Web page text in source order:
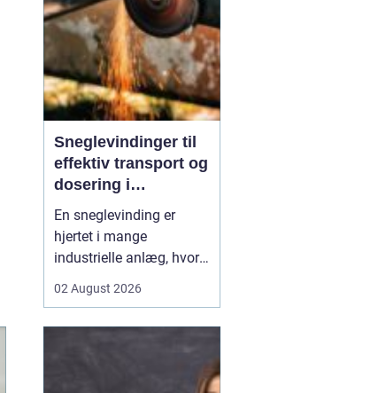
Sneglevindinger til
effektiv transport og
dosering i
industrien
En sneglevinding er
hjertet i mange
industrielle anlæg, hvor
doseres eller presses
02 August 2026